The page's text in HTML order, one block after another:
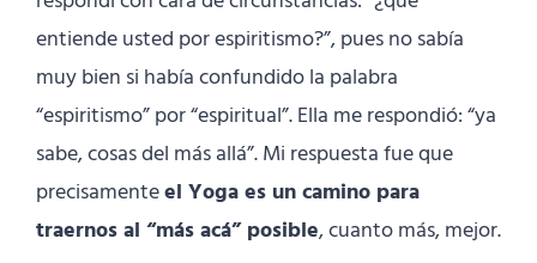
entiende usted por espiritismo?”, pues no sabía
muy bien si había confundido la palabra
“espiritismo” por “espiritual”. Ella me respondió: “ya
sabe, cosas del más allá”. Mi respuesta fue que
precisamenteel Yoga es un camino para
traernos al “más acá” posible, cuanto más, mejor.